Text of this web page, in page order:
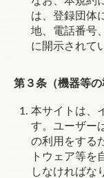
は、登録団体
地、電話番号
に開示されて
第３条（機器等の
本サイトは、
す。ユーザー
の利用をする
トウェア等を
しなければな